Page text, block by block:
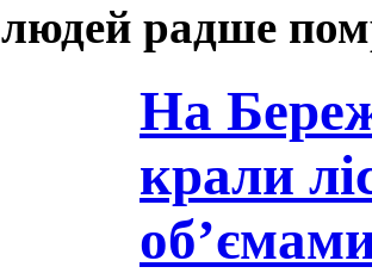
людей радше
На
крали